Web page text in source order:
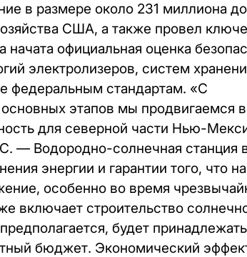
в размере около 231 миллиона
США, а также провел
официальная оценка
электролизеров, систем
федеральным стандартам. «С
этапов мы продвигаемся
для северной части Нью-
— Водородно-солнечная станция
энергии и гарантии того, что
особенно во время
включает строительство
будет принадлежать
бюджет. Экономический